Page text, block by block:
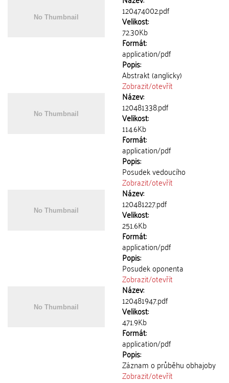
120474002.pdf
Velikost:
72.30Kb
Formát:
application/pdf
Popis:
Abstrakt (anglicky)
Zobrazit/otevřít
Název:
120481338.pdf
Velikost:
114.6Kb
Formát:
application/pdf
Popis:
Posudek vedoucího
Zobrazit/otevřít
Název:
120481227.pdf
Velikost:
251.6Kb
Formát:
application/pdf
Popis:
Posudek oponenta
Zobrazit/otevřít
Název:
120481947.pdf
Velikost:
471.9Kb
Formát:
application/pdf
Popis:
Záznam o průběhu obhajoby
Zobrazit/otevřít